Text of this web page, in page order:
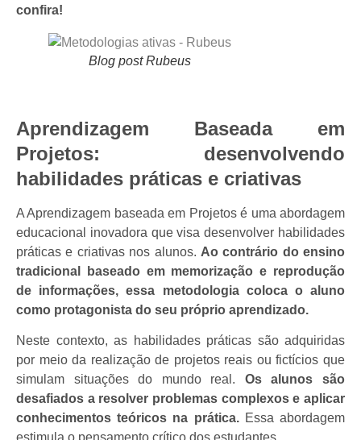
confira!
Blog post Rubeus
Aprendizagem Baseada em
Projetos: desenvolvendo
habilidades práticas e criativas
A Aprendizagem baseada em Projetos é uma abordagem
educacional inovadora que visa desenvolver habilidades
práticas e criativas nos alunos. Ao contrário do ensino
tradicional baseado em memorização e reprodução
de informações, essa metodologia coloca o aluno
como protagonista do seu próprio aprendizado.
Neste contexto, as habilidades práticas são adquiridas
por meio da realização de projetos reais ou fictícios que
simulam situações do mundo real. Os alunos são
desafiados a resolver problemas complexos e aplicar
conhecimentos teóricos na prática. Essa abordagem
estimula o pensamento crítico dos estudantes.